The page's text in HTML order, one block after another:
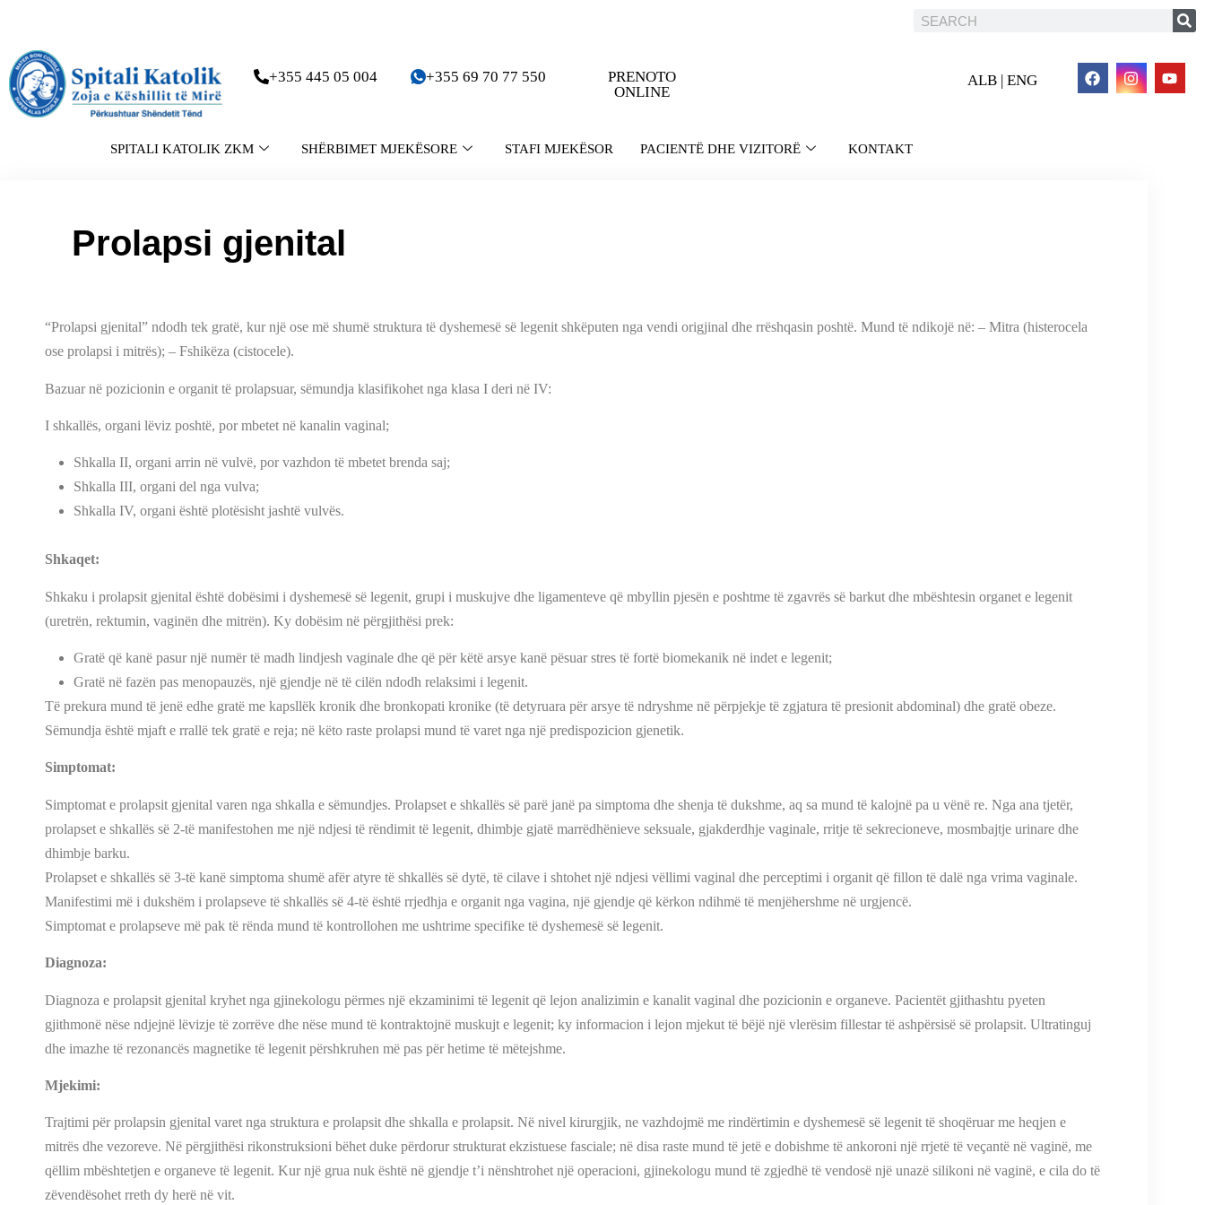
+355 445 05 004 +355 69 70 77 550
PRENOTO
ONLINE
ALB | ENG
SPITALI KATOLIK ZKM SHËRBIMET MJEKËSORE STAFI MJEKËSOR PACIENTË DHE VIZITORË KONTAKT
Prolapsi gjenital
“Prolapsi gjenital” ndodh tek gratë, kur një ose më shumë struktura të dyshemesë së legenit shkëputen nga vendi origjinal dhe rrëshqasin poshtë. Mund të ndikojë në: – Mitra (histerocela
ose prolapsi i mitrës); – Fshikëza (cistocele).
Bazuar në pozicionin e organit të prolapsuar, sëmundja klasifikohet nga klasa I deri në IV:
I shkallës, organi lëviz poshtë, por mbetet në kanalin vaginal;
Shkalla II, organi arrin në vulvë, por vazhdon të mbetet brenda saj;
Shkalla III, organi del nga vulva;
Shkalla IV, organi është plotësisht jashtë vulvës.
Shkaqet:
Shkaku i prolapsit gjenital është dobësimi i dyshemesë së legenit, grupi i muskujve dhe ligamenteve që mbyllin pjesën e poshtme të zgavrës së barkut dhe mbështesin organet e legenit
(uretrën, rektumin, vaginën dhe mitrën). Ky dobësim në përgjithësi prek:
Gratë që kanë pasur një numër të madh lindjesh vaginale dhe që për këtë arsye kanë pësuar stres të fortë biomekanik në indet e legenit;
Gratë në fazën pas menopauzës, një gjendje në të cilën ndodh relaksimi i legenit.
Të prekura mund të jenë edhe gratë me kapsllëk kronik dhe bronkopati kronike (të detyruara për arsye të ndryshme në përpjekje të zgjatura të presionit abdominal) dhe gratë obeze.
Sëmundja është mjaft e rrallë tek gratë e reja; në këto raste prolapsi mund të varet nga një predispozicion gjenetik.
Simptomat:
Simptomat e prolapsit gjenital varen nga shkalla e sëmundjes. Prolapset e shkallës së parë janë pa simptoma dhe shenja të dukshme, aq sa mund të kalojnë pa u vënë re. Nga ana tjetër,
prolapset e shkallës së 2-të manifestohen me një ndjesi të rëndimit të legenit, dhimbje gjatë marrëdhënieve seksuale, gjakderdhje vaginale, rritje të sekrecioneve, mosmbajtje urinare dhe
dhimbje barku.
Prolapset e shkallës së 3-të kanë simptoma shumë afër atyre të shkallës së dytë, të cilave i shtohet një ndjesi vëllimi vaginal dhe perceptimi i organit që fillon të dalë nga vrima vaginale.
Manifestimi më i dukshëm i prolapseve të shkallës së 4-të është rrjedhja e organit nga vagina, një gjendje që kërkon ndihmë të menjëhershme në urgjencë.
Simptomat e prolapseve më pak të rënda mund të kontrollohen me ushtrime specifike të dyshemesë së legenit.
Diagnoza:
Diagnoza e prolapsit gjenital kryhet nga gjinekologu përmes një ekzaminimi të legenit që lejon analizimin e kanalit vaginal dhe pozicionin e organeve. Pacientët gjithashtu pyeten
gjithmonë nëse ndjejnë lëvizje të zorrëve dhe nëse mund të kontraktojnë muskujt e legenit; ky informacion i lejon mjekut të bëjë një vlerësim fillestar të ashpërsisë së prolapsit. Ultratinguj
dhe imazhe të rezonancës magnetike të legenit përshkruhen më pas për hetime të mëtejshme.
Mjekimi:
Trajtimi për prolapsin gjenital varet nga struktura e prolapsit dhe shkalla e prolapsit. Në nivel kirurgjik, ne vazhdojmë me rindërtimin e dyshemesë së legenit të shoqëruar me heqjen e
mitrës dhe vezoreve. Në përgjithësi rikonstruksioni bëhet duke përdorur strukturat ekzistuese fasciale; në disa raste mund të jetë e dobishme të ankoroni një rrjetë të veçantë në vaginë, me
qëllim mbështetjen e organeve të legenit. Kur një grua nuk është në gjendje t’i nënshtrohet një operacioni, gjinekologu mund të zgjedhë të vendosë një unazë silikoni në vaginë, e cila do të
zëvendësohet rreth dy herë në vit.